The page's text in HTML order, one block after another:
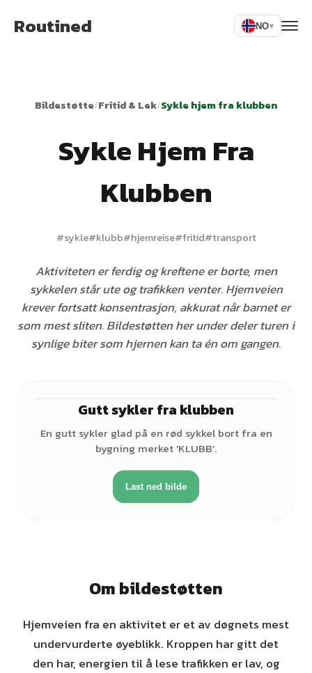
Routined NO▾
Bildestøtte/Fritid & Lek/Sykle hjem fra klubben
Sykle Hjem Fra
Klubben
#sykle#klubb#hjemreise#fritid#transport
Aktiviteten er ferdig og kreftene er borte, men
sykkelen står ute og trafikken venter. Hjemveien
krever fortsatt konsentrasjon, akkurat når barnet er
som mest sliten. Bildestøtten her under deler turen i
synlige biter som hjernen kan ta én om gangen.
Gutt sykler fra klubben
En gutt sykler glad på en rød sykkel bort fra en
bygning merket 'KLUBB'.
Last ned bilde
Om bildestøtten
Hjemveien fra en aktivitet er et av døgnets mest
undervurderte øyeblikk. Kroppen har gitt det
den har, energien til å lese trafikken er lav, og